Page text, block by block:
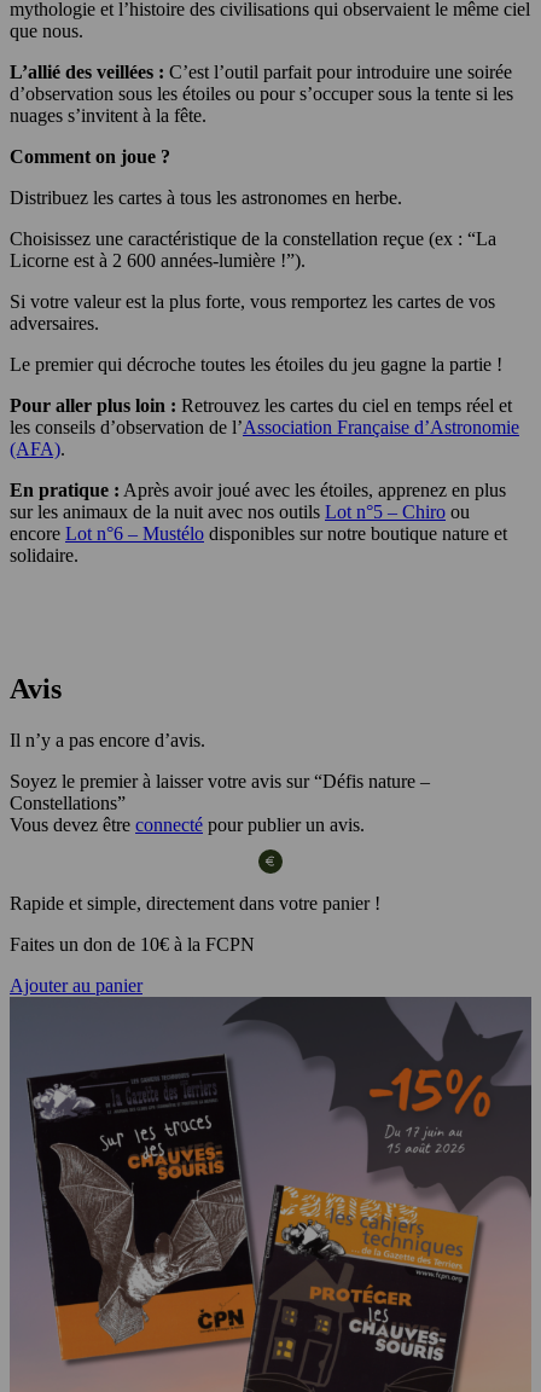
mythologie et l’histoire des civilisations qui observaient le même ciel
que nous.
L’allié des veillées : C’est l’outil parfait pour introduire une soirée
d’observation sous les étoiles ou pour s’occuper sous la tente si les
nuages s’invitent à la fête.
Comment on joue ?
Distribuez les cartes à tous les astronomes en herbe.
Choisissez une caractéristique de la constellation reçue (ex : “La
Licorne est à 2 600 années-lumière !”).
Si votre valeur est la plus forte, vous remportez les cartes de vos
adversaires.
Le premier qui décroche toutes les étoiles du jeu gagne la partie !
Pour aller plus loin : Retrouvez les cartes du ciel en temps réel et
les conseils d’observation de l’Association Française d’Astronomie
(AFA).
En pratique : Après avoir joué avec les étoiles, apprenez en plus
sur les animaux de la nuit avec nos outils Lot n°5 – Chiro ou
encore Lot n°6 – Mustélo disponibles sur notre boutique nature et
solidaire.
Avis
Il n’y a pas encore d’avis.
Soyez le premier à laisser votre avis sur “Défis nature –
Constellations”
Vous devez être connecté pour publier un avis.
Rapide et simple, directement dans votre panier !
Faites un don de 10€ à la FCPN
Ajouter au panier